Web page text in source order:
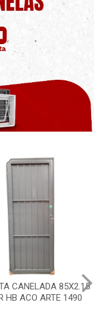
PORTA LAMINADA
DIR POP/MIX